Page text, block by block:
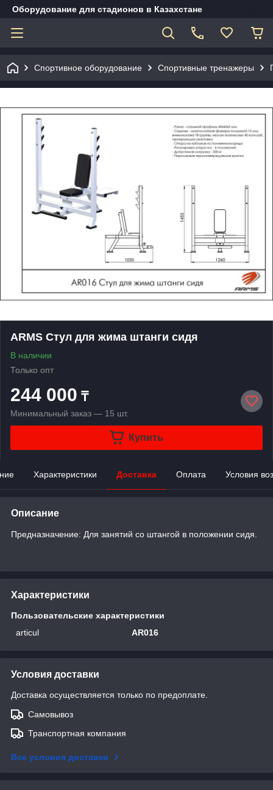
Оборудование для стадионов в Казахстане
Спортивное оборудование Спортивные тренажеры
ARMS Стул для жима штанги сидя
В наличии
Только опт
244 000 ₸
Минимальный заказ — 15 шт.
Купить
Характеристики Доставка Оплата Условия
Описание
Предназначение: Для занятий со штангой в положении сидя.
Характеристики
Пользовательские характеристики
articul
AR016
Условия доставки
Доставка осуществляется только по предоплате.
Самовывоз
Транспортная компания
Все условия доставки